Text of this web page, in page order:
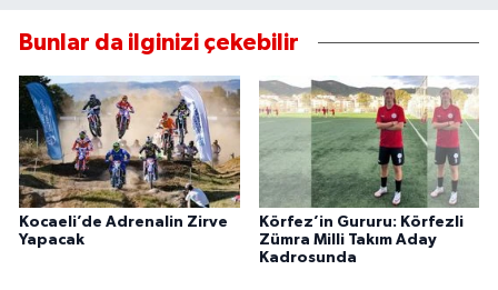
Bunlar da ilginizi çekebilir
Kocaeli’de Adrenalin Zirve
Yapacak
Körfez’in Gururu: Körfezli
Zümra Milli Takım Aday
Kadrosunda